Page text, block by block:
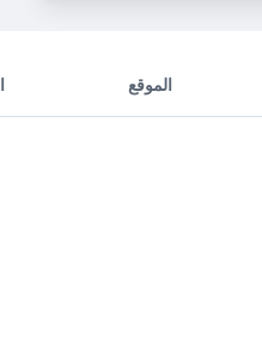
الموقع